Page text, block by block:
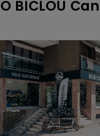
BICLOU